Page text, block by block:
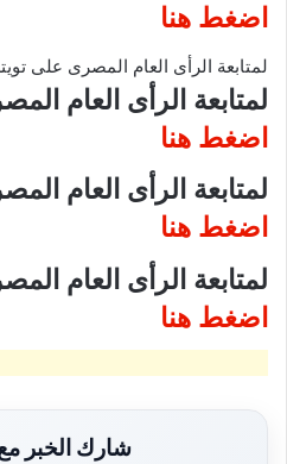
اضغط هنا
لمتابعة الرأى العام المصرى على
لمتابعة الرأى العام
اضغط هنا
لمتابعة الرأى العام
اضغط هنا
لمتابعة الرأى العام
اضغط هنا
شارك الخبر